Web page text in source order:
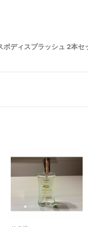
ディスプラッシュ 2本セ